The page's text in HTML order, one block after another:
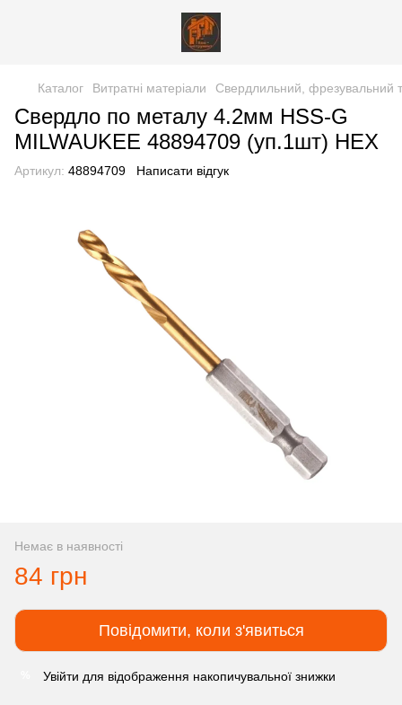
Каталог Витратні матеріали Свердлильний, фрезувальний
Свердло по металу 4.2мм HSS-G
MILWAUKEE 48894709 (уп.1шт) HEX
Артикул: 48894709 Написати відгук
Немає в наявності
84 грн
Повідомити, коли з'явиться
Увійти для відображення накопичувальної знижки